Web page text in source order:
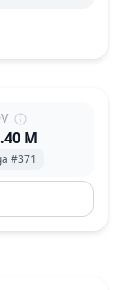
M
#371